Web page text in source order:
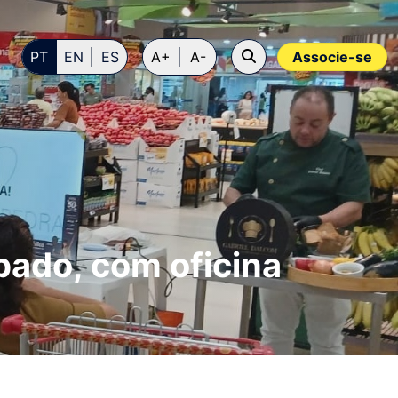
Associe-se
PT EN ES A+ A-
com oficina